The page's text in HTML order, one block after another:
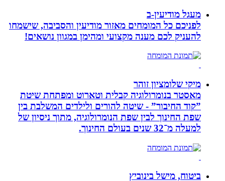
מעגל מודיעין-ב
לפניכם כל המומחים מאזור מודיעין והסביבה, שישמחו
להעניק לכם מענה מקצועי ומהימן במגוון נושאים!
מיקי שלומציון זוהר
מאסטר בנומרולוגיה קבלית וטארוט ומפתחת שיטת
”קוד החיבור” - שיטה להורים ולילדים המשלבת בין
שפת החינוך לבין שפת הנומרולוגיה, מתוך ניסיון של
למעלה מ־32 שנים בעולם החינוך.
ביטוח, מישל בינוביץ